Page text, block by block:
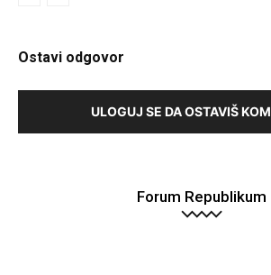
Ostavi odgovor
ULOGUJ SE DA OSTAVIŠ
Forum Republikum